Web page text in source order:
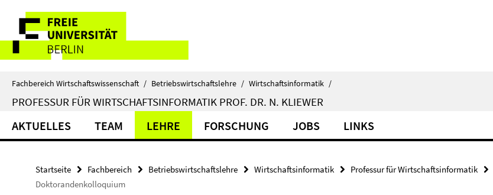
direkt
Inhalt
Service-
Navigation
Fachbereich Wirtschaftswissenschaft / Betriebswirtschaftslehre / Wirtschaftsinformatik /
PROFESSUR FÜR WIRTSCHAFTSINFORMATIK PROF. DR. N. KLIEWER
AKTUELLES TEAM LEHRE FORSCHUNG JOBS LINKS
Startseite Fachbereich Betriebswirtschaftslehre Wirtschaftsinformatik Professur für Wirtschaftsinformatik
Doktorandenkolloquium